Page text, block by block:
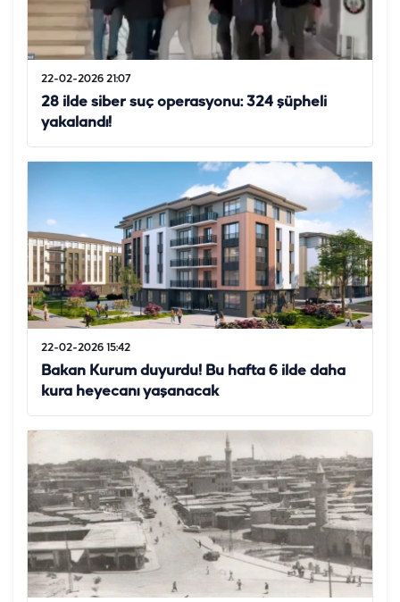
22-02-2026 21:07
28 ilde siber suç operasyonu: 324 şüpheli
yakalandı!
22-02-2026 15:42
Bakan Kurum duyurdu! Bu hafta 6 ilde daha
kura heyecanı yaşanacak